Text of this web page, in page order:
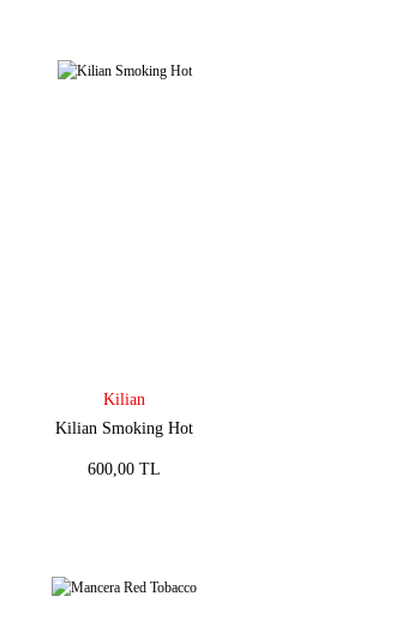
Kilian
Kilian Smoking Hot
600,00 TL